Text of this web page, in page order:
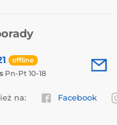
offline
Pn-Pt 10-18
na: Facebook